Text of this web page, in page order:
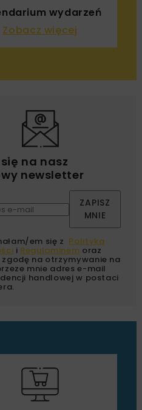
wydarzeń
Zobacz więcej
na nasz
newsletter
ZAPISZ
MNIE
em się z Polityką
i Regulaminem oraz
na otrzymywanie na
mnie adres e-mail
handlowej w postaci